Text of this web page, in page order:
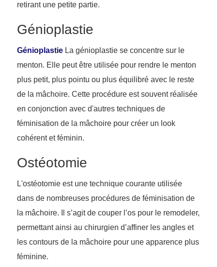
retirant une petite partie.
Génioplastie
Génioplastie La génioplastie se concentre sur le
menton. Elle peut être utilisée pour rendre le menton
plus petit, plus pointu ou plus équilibré avec le reste
de la mâchoire. Cette procédure est souvent réalisée
en conjonction avec d'autres techniques de
féminisation de la mâchoire pour créer un look
cohérent et féminin.
Ostéotomie
L'ostéotomie est une technique courante utilisée
dans de nombreuses procédures de féminisation de
la mâchoire. Il s’agit de couper l’os pour le remodeler,
permettant ainsi au chirurgien d’affiner les angles et
les contours de la mâchoire pour une apparence plus
féminine.